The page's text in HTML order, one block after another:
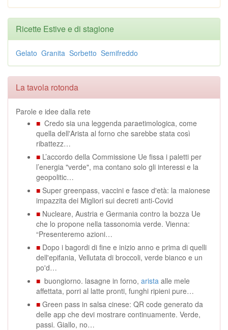
Ricette Estive e di stagione
Gelato Granita Sorbetto Semifreddo
La tavola rotonda
Parole e idee dalla rete
■ Credo sia una leggenda paraetimologica, come
quella dell'Arista al forno che sarebbe stata così
ribattezz…
■ L’accordo della Commissione Ue fissa i paletti per
l’energia "verde", ma contano solo gli interessi e la
geopolitic…
■ Super greenpass, vaccini e fasce d'età: la maionese
impazzita dei Migliori sui decreti anti-Covid
■ Nucleare, Austria e Germania contro la bozza Ue
che lo propone nella tassonomia verde. Vienna:
“Presenteremo azioni…
■ Dopo i bagordi di fine e inizio anno e prima di quelli
dell'epifania, Vellutata di broccoli, verde bianco e un
po'd…
■ buongiorno. lasagne in forno, arista alle mele
affettata, porri al latte pronti, funghi ripieni pure…
■ Green pass in salsa cinese: QR code generato da
delle app che devi mostrare continuamente. Verde,
passi. Giallo, no…